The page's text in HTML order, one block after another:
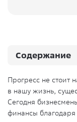
Прогресс не стоит
в нашу жизнь,
Сегодня
финансы
Содержание